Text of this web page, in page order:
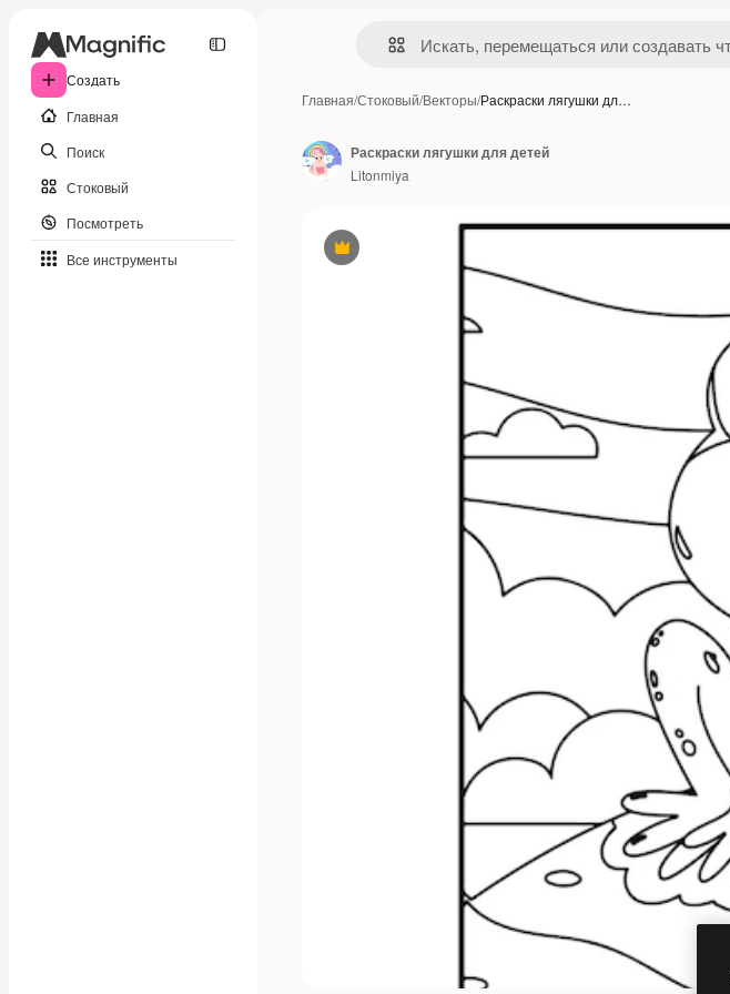
Создать
Главная
Поиск
Стоковый
Посмотреть
Все инструменты
Главная/Стоковый/Векторы/Раскраски лягушки дл…
Премиум
Раскраски лягушки для детей
Litonmiya